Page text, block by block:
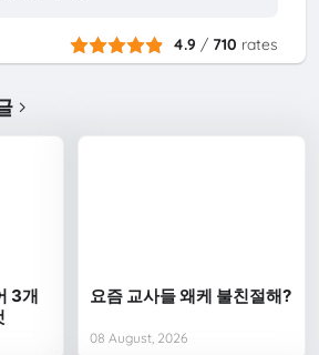
4.9 / 710 rates
3개
요즘 교사들 왜케 불친절해?
08 August, 2026